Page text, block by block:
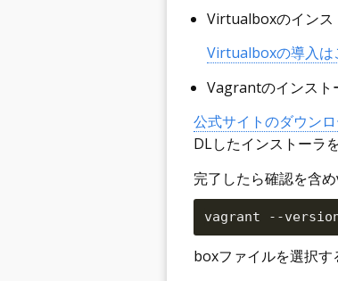
Virtualboxのインス
Virtualboxの導入は
Vagrantのインスト
公式サイトのダウン
DLしたインストーラ
完了したら確認を含
boxファイルを選択す